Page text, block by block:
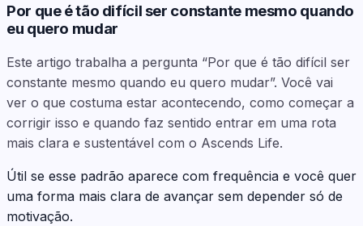
Por que é tão difícil ser constante mesmo quando
eu quero mudar
Este artigo trabalha a pergunta “Por que é tão difícil ser
constante mesmo quando eu quero mudar”. Você vai
ver o que costuma estar acontecendo, como começar a
corrigir isso e quando faz sentido entrar em uma rota
mais clara e sustentável com o Ascends Life.
Útil se esse padrão aparece com frequência e você quer
uma forma mais clara de avançar sem depender só de
motivação.